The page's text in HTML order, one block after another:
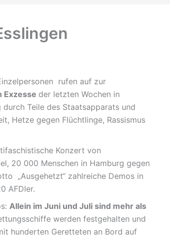
rufen auf zur
Exzesse der letzten Wochen in
Teile des Staatsapparats und
Hetze gegen Flüchtlinge, Rassismus
Konzert von
20 000 Menschen in Hamburg gegen
„Ausgehetzt“ zahlreiche Demos in
AFDler.
Allein im Juni und Juli sind mehr als
werden festgehalten und
hunderten Geretteten an Bord auf